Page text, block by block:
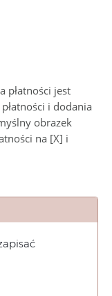
płatności jest
i dodania
obrazek
na [X] i